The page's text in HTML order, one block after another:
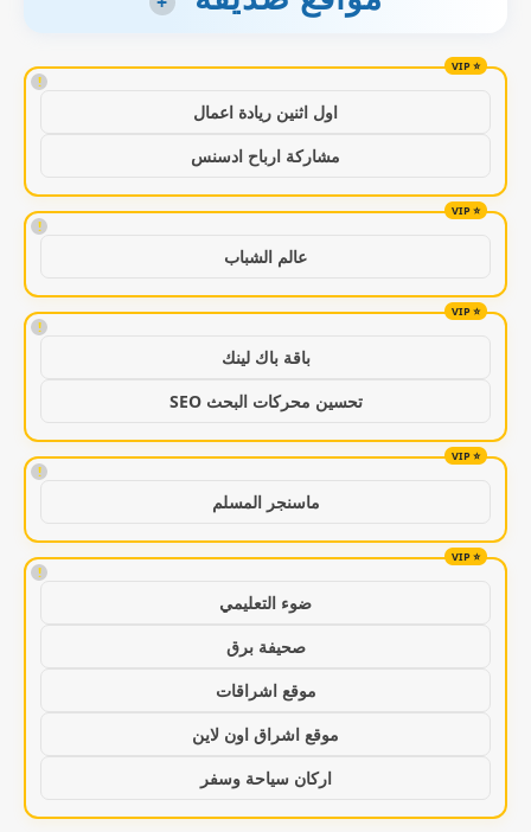
!
اول اثنين ريادة اعمال
مشاركة ارباح ادسنس
!
عالم الشباب
!
باقة باك لينك
تحسين محركات البحث SEO
!
ماسنجر المسلم
!
ضوء التعليمي
صحيفة برق
موقع اشراقات
موقع اشراق اون لاين
اركان سياحة وسفر